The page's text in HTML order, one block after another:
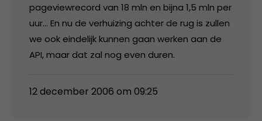
pageviewrecord van 18 mln en bijna 1,5 mln per
uur… En nu de verhuizing achter de rug is zullen
we ook eindelijk kunnen gaan werken aan de
API, maar dat zal nog even duren.
12 december 2006 om 09:25